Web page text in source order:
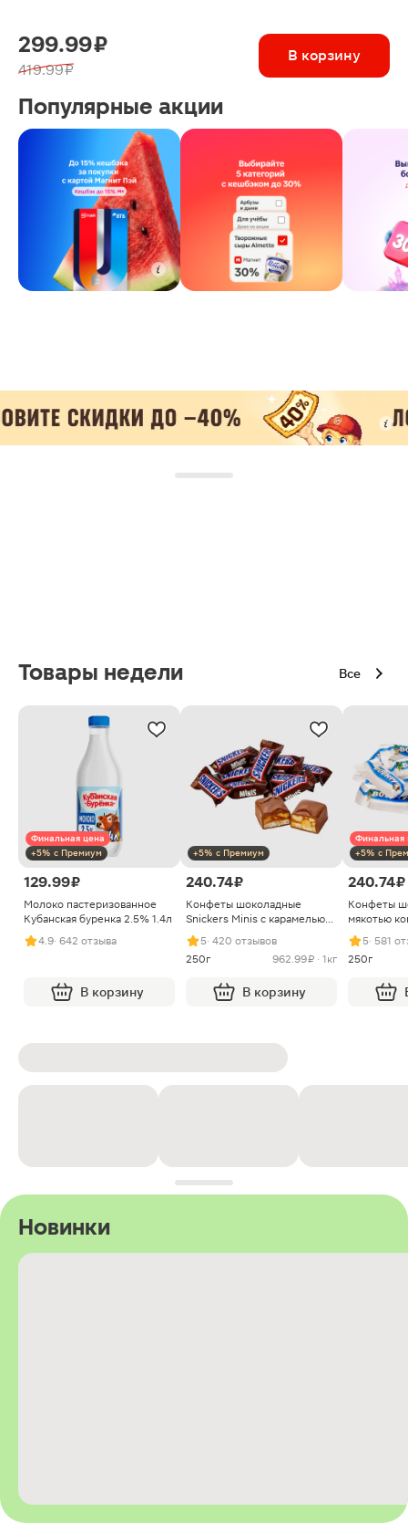
299.99 ₽
419.99 ₽
В корзину
Популярные акции
Товары недели Все
Финальная цена
+5% с Премиум
129.99 ₽
Молоко пастеризованное
Кубанская буренка 2.5% 1.4л
4.9· 642 отзыва
В корзину
+5% с Премиум
240.74 ₽
Конфеты шоколадные
Snickers Minis с карамелью
арахисом и нугой
5· 420 отзывов
250г
962.99 ₽ · 1кг
В корзину
Финальная
+5% с
240.74 ₽
Конфеты
мякотью
5· 581
250г
Новинки